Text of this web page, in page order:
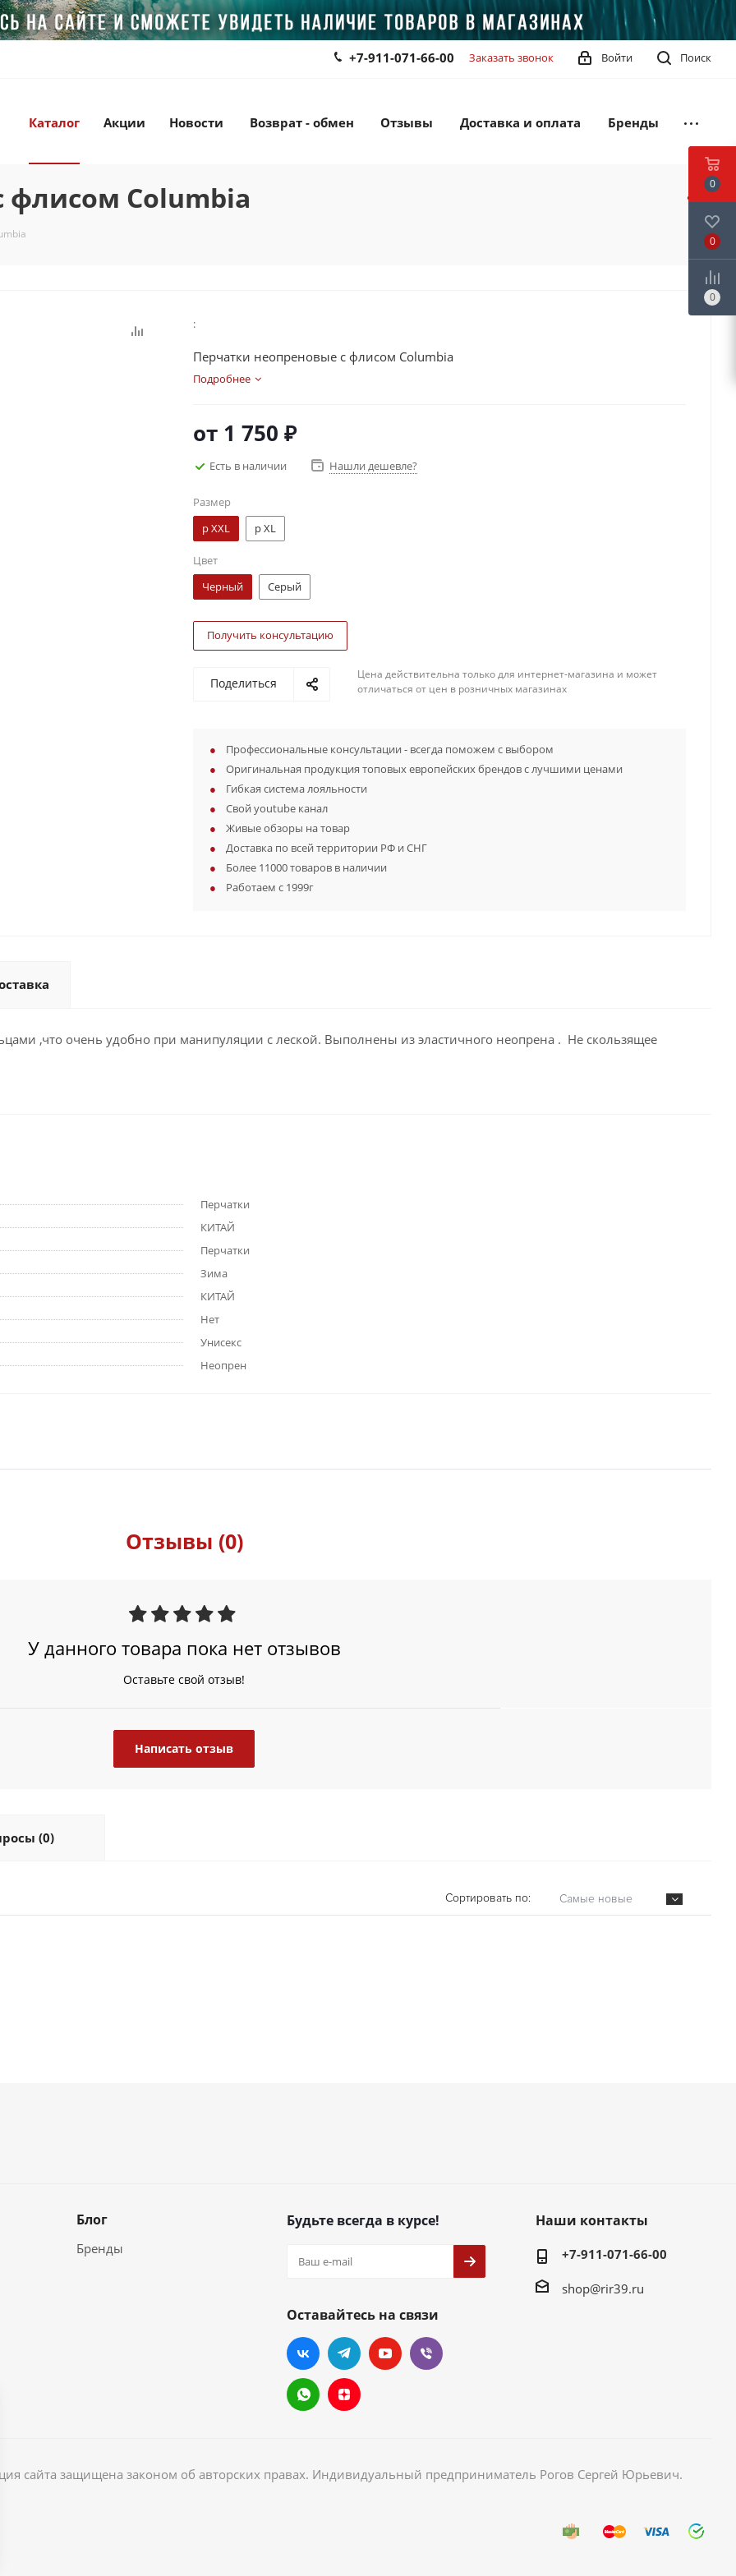
Поиск
Войти
+7-911-071-66-00 Заказать звонок
Каталог Акции Новости Возврат - обмен Отзывы Доставка и оплата Бренды
флисом Columbia
:
Перчатки неопреновые с флисом Columbia
Подробнее
от 1 750 ₽
Есть в наличии Нашли дешевле?
Размер
р XXL
р XL
Цвет
Черный
Серый
Получить консультацию
Поделиться
Цена действительна только для интернет-магазина и может
отличаться от цен в розничных магазинах
Профессиональные консультации - всегда поможем с выбором
Оригинальная продукция топовых европейских брендов с лучшими ценами
Гибкая система лояльности
Свой youtube канал
Живые обзоры на товар
Доставка по всей территории РФ и СНГ
Более 11000 товаров в наличии
Работаем с 1999г
,что очень удобно при манипуляции с леской. Выполнены из эластичного неопрена . Не скользящее
Перчатки
КИТАЙ
Перчатки
Зима
КИТАЙ
Нет
Унисекс
Неопрен
Отзывы (0)
У данного товара пока нет отзывов
Оставьте свой отзыв!
Написать отзыв
(0)
Сортировать по: Самые новые
Блог
Бренды
Будьте всегда в курсе!
Оставайтесь на связи
Наши контакты
+7-911-071-66-00
shop@rir39.ru
сайта защищена законом об авторских правах. Индивидуальный предприниматель Рогов Сергей Юрьевич.
0
0
0